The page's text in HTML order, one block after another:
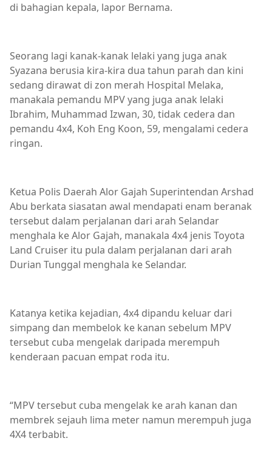
di bahagian kepala, lapor Bernama.
Seorang lagi kanak-kanak lelaki yang juga anak
Syazana berusia kira-kira dua tahun parah dan kini
sedang dirawat di zon merah Hospital Melaka,
manakala pemandu MPV yang juga anak lelaki
Ibrahim, Muhammad Izwan, 30, tidak cedera dan
pemandu 4x4, Koh Eng Koon, 59, mengalami cedera
ringan.
Ketua Polis Daerah Alor Gajah Superintendan Arshad
Abu berkata siasatan awal mendapati enam beranak
tersebut dalam perjalanan dari arah Selandar
menghala ke Alor Gajah, manakala 4x4 jenis Toyota
Land Cruiser itu pula dalam perjalanan dari arah
Durian Tunggal menghala ke Selandar.
Katanya ketika kejadian, 4x4 dipandu keluar dari
simpang dan membelok ke kanan sebelum MPV
tersebut cuba mengelak daripada merempuh
kenderaan pacuan empat roda itu.
“MPV tersebut cuba mengelak ke arah kanan dan
membrek sejauh lima meter namun merempuh juga
4X4 terbabit.